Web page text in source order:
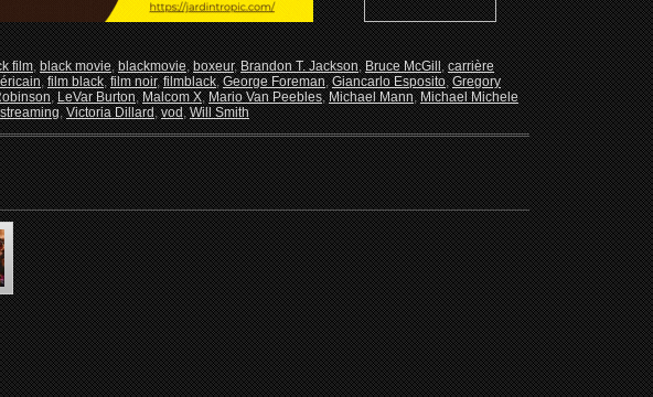
film,black movie,blackmovie,boxeur,Brandon T. Jackson,Bruce McGill,carrière
,film black,film noir,filmblack,George Foreman,Giancarlo Esposito,Gregory
,LeVar Burton,Malcom X,Mario Van Peebles,Michael Mann,Michael Michele
streaming,Victoria Dillard,vod,Will Smith